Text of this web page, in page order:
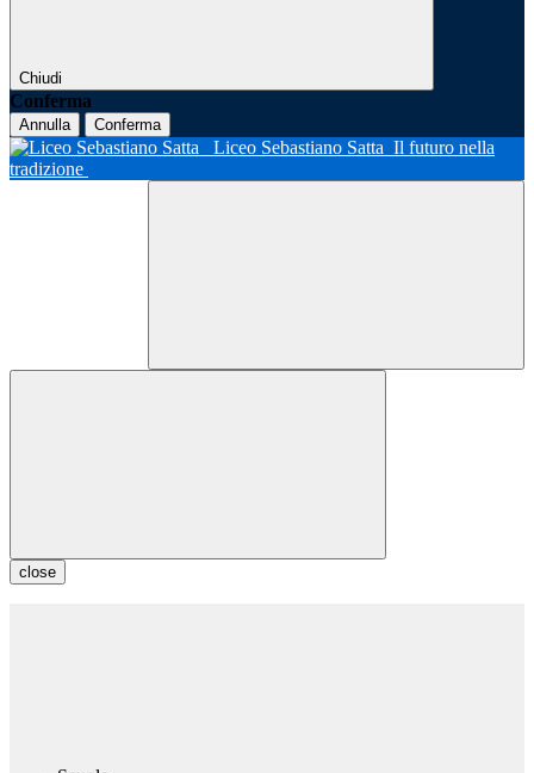
Chiudi
Conferma
Annulla Conferma
Liceo Sebastiano Satta Il futuro nella
tradizione
close